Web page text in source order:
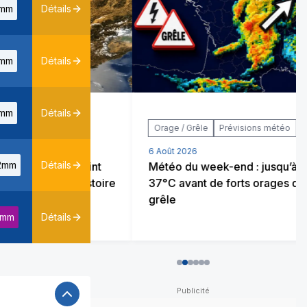
Détails
Détails
Détails
Détails
Détails
rejoint
de l’histoire
Orage / Grêle Prévisions météo
6 Août 2026
Météo du week-end : jusqu’à
37°C avant de forts orages de